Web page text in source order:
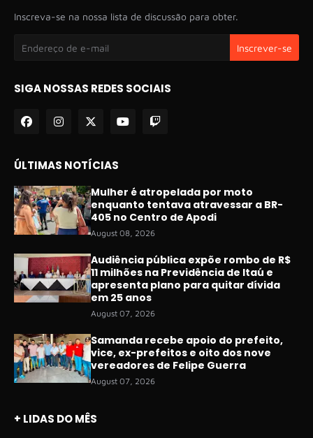
Inscreva-se na nossa lista de discussão para obter.
SIGA NOSSAS REDES SOCIAIS
ÚLTIMAS NOTÍCIAS
Mulher é atropelada por moto
enquanto tentava atravessar a BR-
405 no Centro de Apodi
August 08, 2026
Audiência pública expõe rombo de R$
11 milhões na Previdência de Itaú e
apresenta plano para quitar dívida
em 25 anos
August 07, 2026
Samanda recebe apoio do prefeito,
vice, ex-prefeitos e oito dos nove
vereadores de Felipe Guerra
August 07, 2026
+ LIDAS DO MÊS